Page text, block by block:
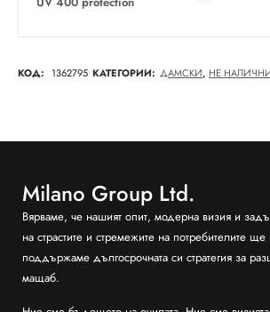
КОД: 1362795 КАТЕГОРИИ: ДАМСКИ, НЕ
Milano Group Ltd.
Вярваме, че нашият опит, модерна визия и
на страстите и стремежите на потребителите
поддържаме дългосрочната си стратегия за
мащаб.